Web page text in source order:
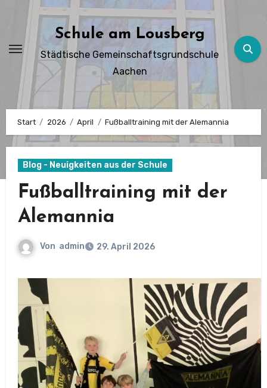
springen
Schule am Lousberg
Städtische Gemeinschaftsgrundschule
Aachen
Start 2026 April Fußballtraining mit der Alemannia
Blog - Neuigkeiten aus der Schule
Fußballtraining mit der
Alemannia
Von admin 29. April 2026